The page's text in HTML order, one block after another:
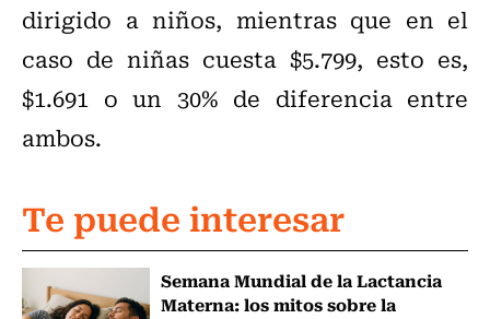
dirigido a niños, mientras que en el
caso de niñas cuesta $5.799, esto es,
$1.691 o un 30% de diferencia entre
ambos.
Te puede interesar
Semana Mundial de la Lactancia
Materna: los mitos sobre la